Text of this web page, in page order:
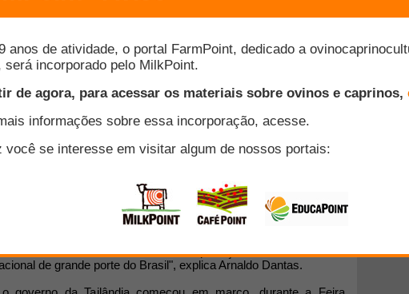
são exportados para Tailândia
Inês firmaram uma parceria com o governo da Tailândia
e reprodutores. A negociação foi finalizada na semana
de técnicos tailandeses ao estado.
presidente da Associação Sergipana dos Criadores de Caprinos
se de um grande passo para os produtores na abertura de
formado por 11 associados, acertou a comercialização de
matrizes. "Já realizamos outras exportações, mas essa foi à
de grande porte do Brasil", explica Arnaldo Dantas.